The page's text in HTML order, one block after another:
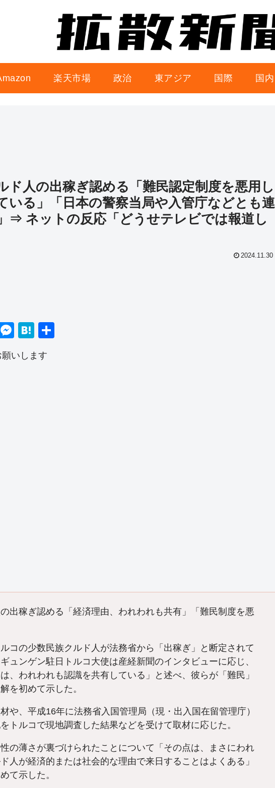
楽天市場 政治 東アジア 国際 国内
ド人の出稼ぎ認める「難民認定制度を悪用し
いる」「日本の警察当局や入管庁などとも連
⇒ ネットの反応「どうせテレビでは報道し
2024.11.30
M
M
ss
H
e
いします
出稼ぎ認める「経済理由、われわれも共有」「難民制度を悪
コの少数民族クルド人が法務省から「出稼ぎ」と断定されて
ュンゲン駐日トルコ大使は産経新聞のインタビューに応じ、
、われわれも認識を共有している」と述べ、彼らが「難民」
を初めて示した。
や、平成16年に法務省入国管理局（現・出入国在留管理庁）
トルコで現地調査した結果などを受けて取材に応じた。
の薄さが裏づけられたことについて「その点は、まさにわれ
人が経済的または社会的な理由で来日することはよくある」
て示した。